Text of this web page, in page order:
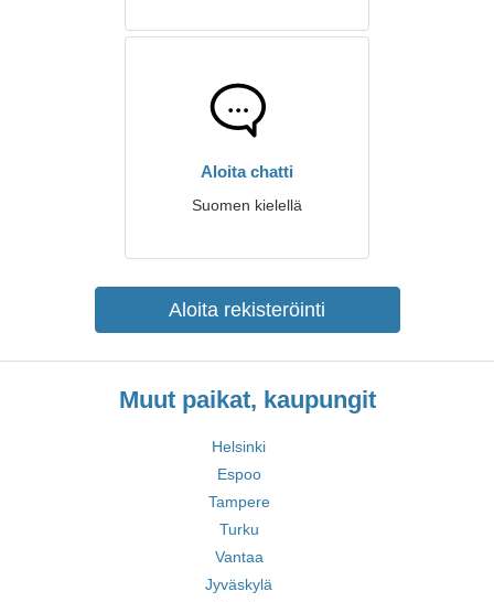
Aloita chatti
Suomen kielellä
Aloita rekisteröinti
Muut paikat, kaupungit
Helsinki
Espoo
Tampere
Turku
Vantaa
Jyväskylä